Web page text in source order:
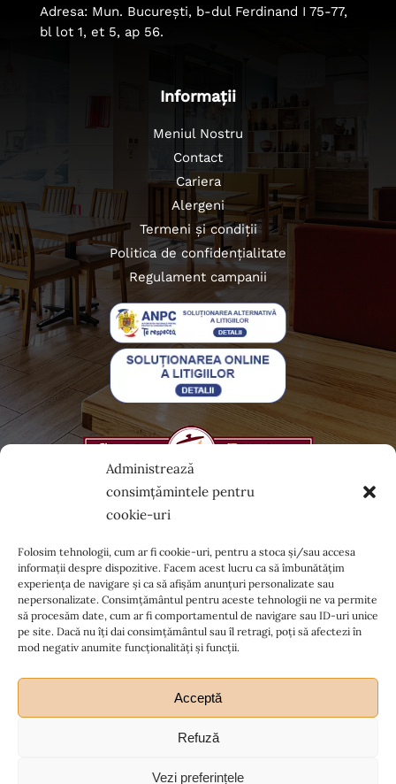
Administrează
consimțămintele pentru
cookie-uri
Folosim tehnologii, cum ar fi cookie-uri, pentru a stoca și/sau accesa
informații despre dispozitive. Facem acest lucru ca să îmbunătățim
experiența de navigare și ca să afișăm anunțuri personalizate sau
nepersonalizate. Consimțământul pentru aceste tehnologii ne va permite
să procesăm date, cum ar fi comportamentul de navigare sau ID-uri unice
pe site. Dacă nu îți dai consimțământul sau îl retragi, poți să afectezi în
mod negativ anumite funcționalități și funcții.
Acceptă
Refuză
Vezi preferințele
Adresa: Mun. București, b-dul Ferdinand I 75-77,
bl lot 1, et 5, ap 56.
Informații
Meniul Nostru
Contact
Cariera
Alergeni
Termeni și condiții
Politica de confidențialitate
Regulament campanii
© Copyright 2012 - 2026| All Rights Reserved
Ia legătura cu noi